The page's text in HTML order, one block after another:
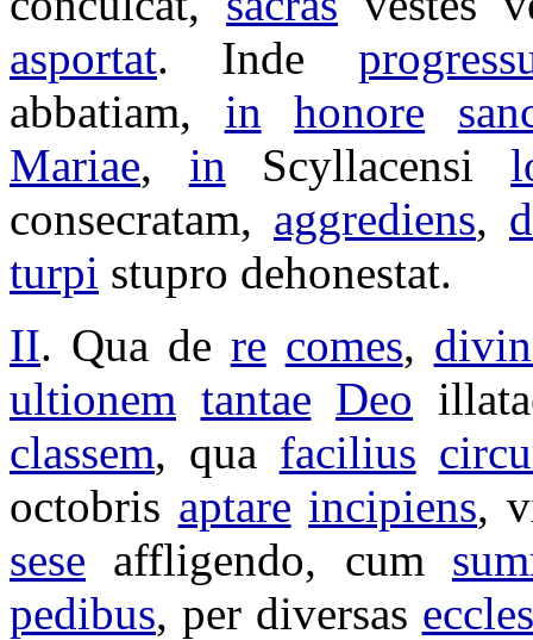
asportat. Inde
abbatiam, in honore
Mariae, in Scyllacensi
consecratam, aggrediens,
turpi stupro dehonestat.
II. Qua de re comes,
ultionem tantae Deo
classem, qua facilius
octobris aptare incipiens,
sese affligendo, cum
pedibus, per diversas